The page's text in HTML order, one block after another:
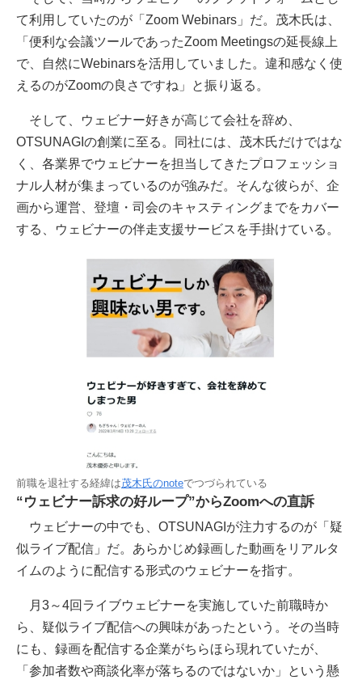
て利用していたのが「Zoom Webinars」だ。茂木氏は、
「便利な会議ツールであったZoom Meetingsの延長線上
で、自然にWebinarsを活用していました。違和感なく使
えるのがZoomの良さですね」と振り返る。
そして、ウェビナー好きが高じて会社を辞め、
OTSUNAGIの創業に至る。同社には、茂木氏だけではな
く、各業界でウェビナーを担当してきたプロフェッショ
ナル人材が集まっているのが強みだ。そんな彼らが、企
画から運営、登壇・司会のキャスティングまでをカバー
する、ウェビナーの伴走支援サービスを手掛けている。
前職を退社する経緯は茂木氏のnoteでつづられている
“ウェビナー訴求の好ループ”からZoomへの直訴
ウェビナーの中でも、OTSUNAGIが注力するのが「疑
似ライブ配信」だ。あらかじめ録画した動画をリアルタ
イムのように配信する形式のウェビナーを指す。
月3～4回ライブウェビナーを実施していた前職時か
ら、疑似ライブ配信への興味があったという。その当時
にも、録画を配信する企業がちらほら現れていたが、
「参加者数や商談化率が落ちるのではないか」という懸